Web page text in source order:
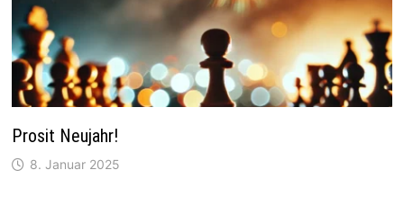
Prosit Neujahr!
8. Januar 2025